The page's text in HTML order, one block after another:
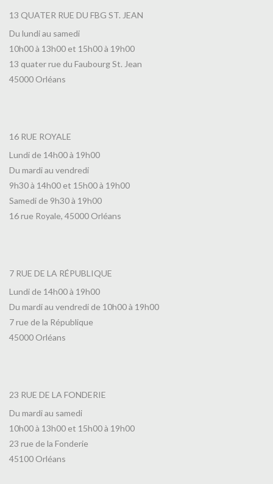
13 QUATER RUE DU FBG ST. JEAN
Du lundi au samedi
10h00 à 13h00 et 15h00 à 19h00
13 quater rue du Faubourg St. Jean
45000 Orléans
16 RUE ROYALE
Lundi de 14h00 à 19h00
Du mardi au vendredi
9h30 à 14h00 et 15h00 à 19h00
Samedi de 9h30 à 19h00
16 rue Royale, 45000 Orléans
7 RUE DE LA RÉPUBLIQUE
Lundi de 14h00 à 19h00
Du mardi au vendredi de 10h00 à 19h00
7 rue de la République
45000 Orléans
23 RUE DE LA FONDERIE
Du mardi au samedi
10h00 à 13h00 et 15h00 à 19h00
23 rue de la Fonderie
45100 Orléans